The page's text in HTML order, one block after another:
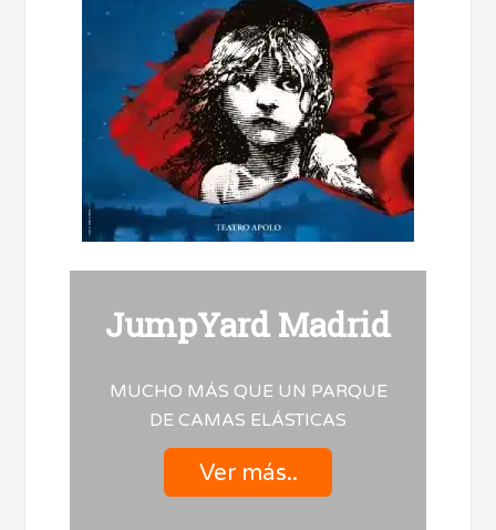
JumpYard Madrid
MUCHO MÁS QUE UN PARQUE
DE CAMAS ELÁSTICAS
Ver más..